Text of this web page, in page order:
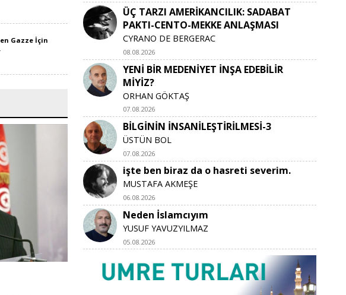
Gazze İçin
ÜÇ TARZI AMERİKANCILIK: SADABAT
PAKTI-CENTO-MEKKE ANLAŞMASI
CYRANO DE BERGERAC
08.08.2026
YENİ BİR MEDENİYET İNŞA EDEBİLİR
MİYİZ?
ORHAN GÖKTAŞ
07.08.2026
BİLGİNİN İNSANİLEŞTİRİLMESİ-3
ÜSTÜN BOL
07.08.2026
işte ben biraz da o hasreti severim.
MUSTAFA AKMEŞE
06.08.2026
Neden İslamcıyım
YUSUF YAVUZYILMAZ
05.08.2026